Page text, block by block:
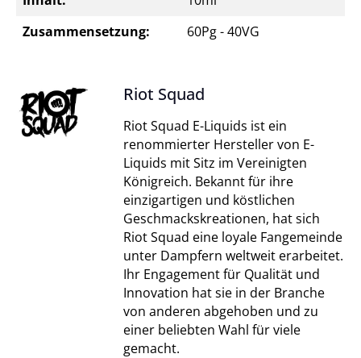
Zusammensetzung:
60Pg - 40VG
Riot Squad
Riot Squad E-Liquids ist ein
renommierter Hersteller von E-
Liquids mit Sitz im Vereinigten
Königreich. Bekannt für ihre
einzigartigen und köstlichen
Geschmackskreationen, hat sich
Riot Squad eine loyale Fangemeinde
unter Dampfern weltweit erarbeitet.
Ihr Engagement für Qualität und
Innovation hat sie in der Branche
von anderen abgehoben und zu
einer beliebten Wahl für viele
gemacht.